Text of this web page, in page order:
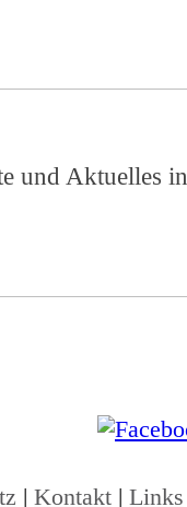
und Aktuelles in
| Kontakt | Links